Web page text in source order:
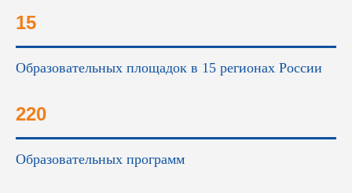
15
Образовательных площадок в 15 регионах России
220
Образовательных программ